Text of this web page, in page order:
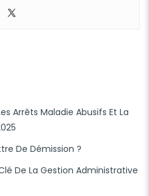
Arrêts Maladie Abusifs Et La
De Démission ?
De La Gestion Administrative